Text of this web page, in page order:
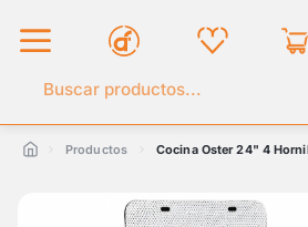
Buscar en el catálogo
Productos Cocina Oster 24" 4